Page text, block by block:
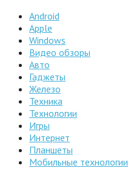
Android
Apple
Windows
Видео обзоры
Авто
Гаджеты
Железо
Техника
Технологии
Игры
Интернет
Планшеты
Мобильные технологии